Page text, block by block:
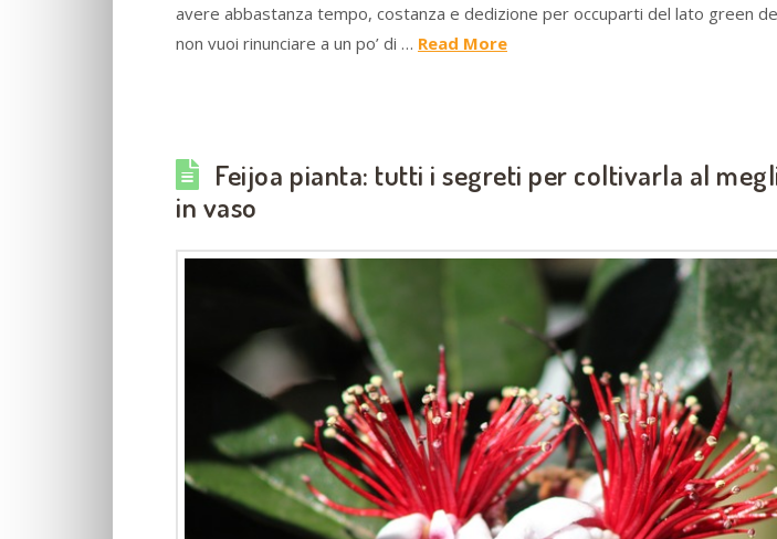
avere abbastanza tempo, costanza e dedizione per occuparti del lato green
non vuoi rinunciare a un po’ di … Read More
Feijoa pianta: tutti i segreti per coltivarla al
in vaso